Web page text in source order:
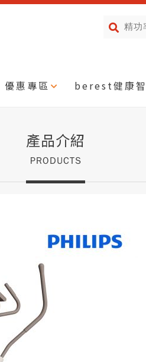
優惠專區 berest健康
產品介紹
PRODUCTS